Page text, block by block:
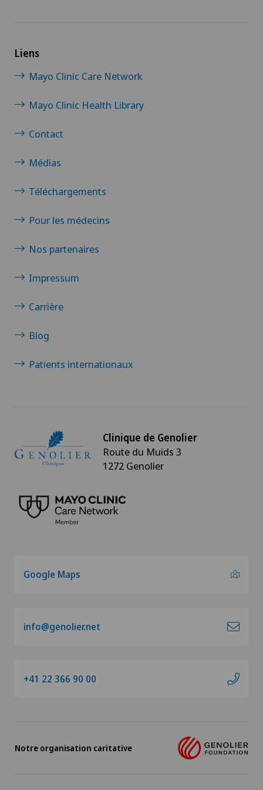
Hernie discale lombaire
Maladie de Parkinson
Maladies des reins et des voies urinaires
Maladies rétiniennes et maculaires
Mammographie
Médecine du sport
Médecine nucléaire
Médecine physique et réadaptation
Myélopathie spondylotique cervicale
Névrome de Morton
Oncologie
Liens
Mayo Clinic Care Network
Mayo Clinic Health Library
Contact
Médias
Téléchargements
Pour les médecins
Nos partenaires
Impressum
Carrière
Blog
Patients internationaux
Clinique de Genolier
Route du Muids 3
1272 Genolier
Google Maps
info@genolier.net
+41 22 366 90 00
Notre organisation caritative